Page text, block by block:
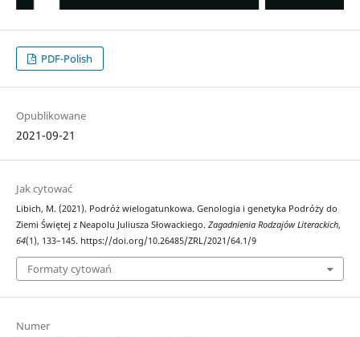
PDF-Polish
Opublikowane
2021-09-21
Jak cytować
Libich, M. (2021). Podróż wielogatunkowa. Genologia i genetyka Podróży do
Ziemi Świętej z Neapolu Juliusza Słowackiego. Zagadnienia Rodzajów Literackich,
64(1), 133–145. https://doi.org/10.26485/ZRL/2021/64.1/9
Formaty cytowań
Numer